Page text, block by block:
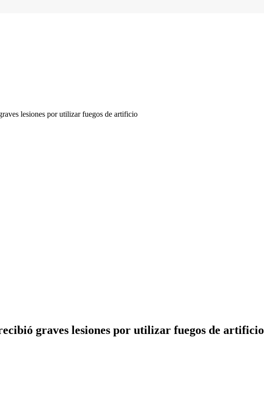
lesiones por utilizar fuegos de artificio
graves lesiones por utilizar fuegos de artificio